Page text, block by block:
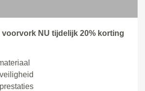
NU tijdelijk 20% korting